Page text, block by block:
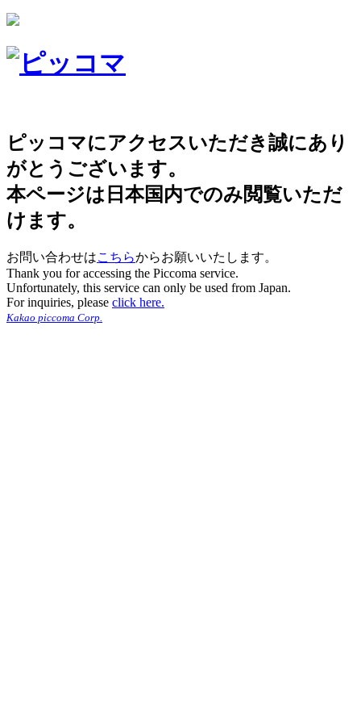
ピッコマにアクセスいただき誠にあり
がとうございます。
本ページは日本国内でのみ閲覧いただ
けます。
お問い合わせはこちらからお願いいたします。
Thank you for accessing the Piccoma service.
Unfortunately, this service can only be used from Japan.
For inquiries, please click here.
Kakao piccoma Corp.